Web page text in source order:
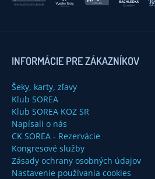
INFORMÁCIE PRE ZÁKAZNÍKOV
Šeky, karty, zľavy
Klub SOREA
Klub SOREA KOZ SR
Napísali o nás
CK SOREA - Rezervácie
Kongresové služby
Zásady ochrany osobných údajov
Nastavenie používania cookies